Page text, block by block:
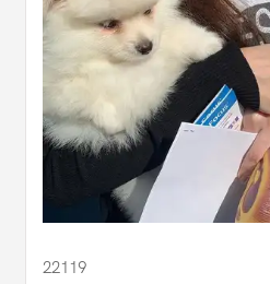
22119